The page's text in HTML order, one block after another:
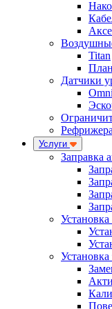
Titan
Датчики
Услуги
Заправка
Установка